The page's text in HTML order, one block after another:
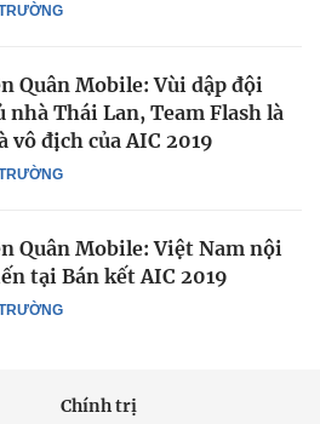
Quân Mobile: Vùi dập đội
nhà Thái Lan, Team Flash là
vô địch của AIC 2019
Quân Mobile: Việt Nam nội
tại Bán kết AIC 2019
Chính trị